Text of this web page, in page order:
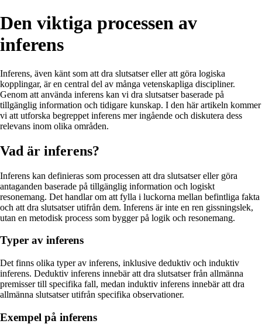
Den viktiga processen av
inferens
Inferens, även känt som att dra slutsatser eller att göra logiska
kopplingar, är en central del av många vetenskapliga discipliner.
Genom att använda inferens kan vi dra slutsatser baserade på
tillgänglig information och tidigare kunskap. I den här artikeln kommer
vi att utforska begreppet inferens mer ingående och diskutera dess
relevans inom olika områden.
Vad är inferens?
Inferens kan definieras som processen att dra slutsatser eller göra
antaganden baserade på tillgänglig information och logiskt
resonemang. Det handlar om att fylla i luckorna mellan befintliga fakta
och att dra slutsatser utifrån dem. Inferens är inte en ren gissningslek,
utan en metodisk process som bygger på logik och resonemang.
Typer av inferens
Det finns olika typer av inferens, inklusive deduktiv och induktiv
inferens. Deduktiv inferens innebär att dra slutsatser från allmänna
premisser till specifika fall, medan induktiv inferens innebär att dra
allmänna slutsatser utifrån specifika observationer.
Exempel på inferens